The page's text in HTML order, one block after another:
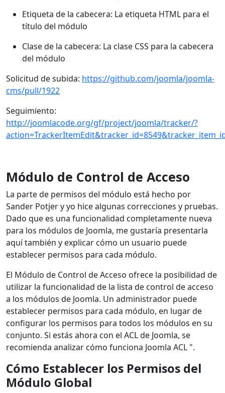
Etiqueta de la cabecera: La etiqueta HTML para el
título del módulo
Clase de la cabecera: La clase CSS para la cabecera
del módulo
Solicitud de subida: https://github.com/joomla/joomla-
cms/pull/1922
Seguimiento:
http://joomlacode.org/gf/project/joomla/tracker/?
Módulo de Control de Acceso
La parte de permisos del módulo está hecho por
Sander Potjer y yo hice algunas correcciones y pruebas.
Dado que es una funcionalidad completamente nueva
para los módulos de Joomla, me gustaría presentarla
aquí también y explicar cómo un usuario puede
establecer permisos para cada módulo.
El Módulo de Control de Acceso ofrece la posibilidad de
utilizar la funcionalidad de la lista de control de acceso
a los módulos de Joomla. Un administrador puede
establecer permisos para cada módulo, en lugar de
configurar los permisos para todos los módulos en su
conjunto. Si estás ahora con el ACL de Joomla, se
recomienda analizar cómo funciona Joomla ACL ".
Cómo Establecer los Permisos del
Módulo Global